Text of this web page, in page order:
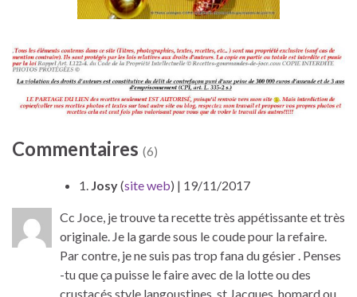
Commentaires (6)
1. Josy(site web) | 19/11/2017
Cc Joce, je trouve ta recette très appétissante et très
originale. Je la garde sous le coude pour la refaire.
Par contre, je ne suis pas trop fana du gésier . Penses
-tu que ça puisse le faire avec de la lotte ou des
crustacés style langoustines, st Jacques, homard ou